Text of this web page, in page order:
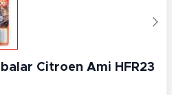
Citroen Ami HFR23